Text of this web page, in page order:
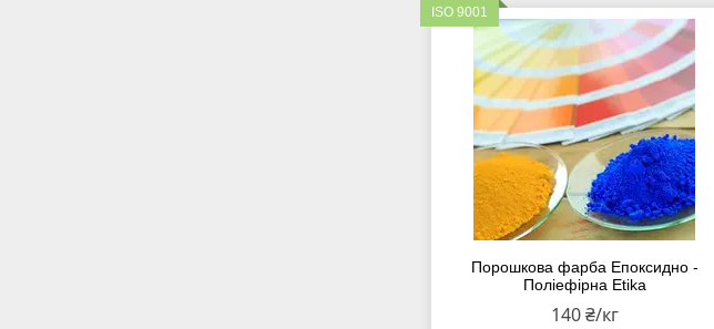
ISO 9001
Порошкова фарба Епоксидно -
Поліефірна Etika
140 ₴/кг